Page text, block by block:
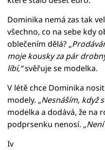
Dominika nemá zas tak
všechno, co na sebe kdy
oblečením dělá? „
moje kousky za pár
líbí,“svěřuje se modelka.
V létě chce Dominika
modely. „Nesnáším, když
modelka a dodává, že na
podprsenku nenosí. „
Iv